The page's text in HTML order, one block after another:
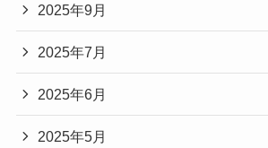
2025年9月
2025年7月
2025年6月
2025年5月